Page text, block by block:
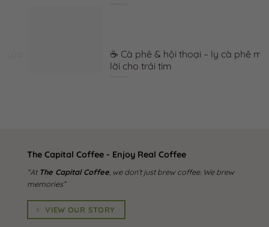
☕ Cà phê & hội thoại – ly cà phê mở
lời cho trái tim
The Capital Coffee - Enjoy Real Coffee
"At The Capital Coffee, we don’t just brew coffee. We brew
memories”
VIEW OUR STORY